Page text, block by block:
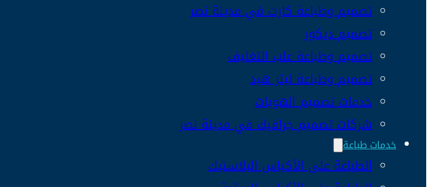
تصميم وطباعة كارت في مدينة نصر
تصميم ديكور
تصميم وطباعة علب التغليف
تصميم وطباعة ليتر هيد
خدمات تصميم الهويات
شركات تصميم جرافيك في مدينة نصر
خدمات طباعة
الطباعة على الأكياس البلاستيك